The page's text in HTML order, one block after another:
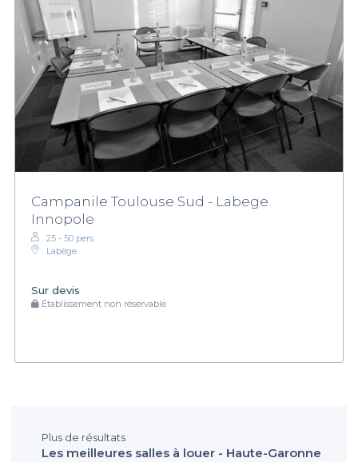
Campanile Toulouse Sud - Labege
Innopole
25 - 50 pers.
Labège
Sur devis
Établissement non réservable
Plus de résultats
Les meilleures salles à louer - Haute-Garonne